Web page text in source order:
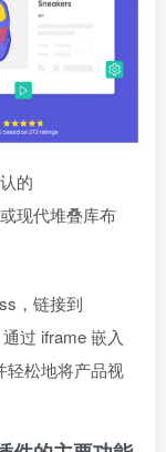
的
现代堆叠库布
，链接到
过 iframe 嵌入
轻松地将产品视